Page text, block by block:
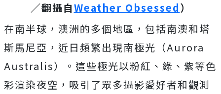
／翻攝自Weather Obsessed）
在南半球，澳洲的多個地區，包括南澳和塔
斯馬尼亞，近日頻繁出現南極光（Aurora
Australis）。這些極光以粉紅、綠、紫等色
彩渲染夜空，吸引了眾多攝影愛好者和觀測